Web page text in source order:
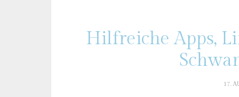
Hilfreiche Apps,
17.